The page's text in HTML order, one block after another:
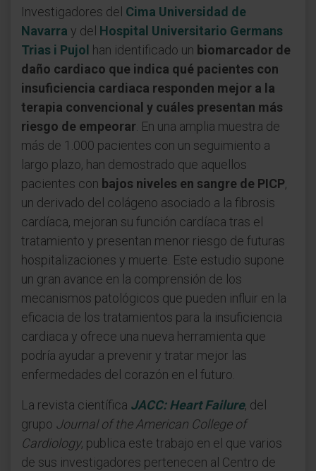
Investigadores del Cima Universidad de
Navarra y del Hospital Universitario Germans
Trias i Pujol han identificado un biomarcador de
daño cardiaco que indica qué pacientes con
insuficiencia cardiaca responden mejor a la
terapia convencional y cuáles presentan más
riesgo de empeorar. En una amplia muestra de
más de 1.000 pacientes con un seguimiento a
largo plazo, han demostrado que aquellos
pacientes con bajos niveles en sangre de PICP,
un derivado del colágeno asociado a la fibrosis
cardíaca, mejoran su función cardíaca tras el
tratamiento y presentan menor riesgo de futuras
hospitalizaciones y muerte. Este estudio supone
un gran avance en la comprensión de los
mecanismos patológicos que pueden influir en la
eficacia de los tratamientos para la insuficiencia
cardiaca y ofrece una nueva herramienta que
podría ayudar a prevenir y tratar mejor las
enfermedades del corazón en el futuro.
La revista científica JACC: Heart Failure, del
grupo Journal of the American College of
Cardiology, publica este trabajo en el que varios
de sus investigadores pertenecen al Centro de